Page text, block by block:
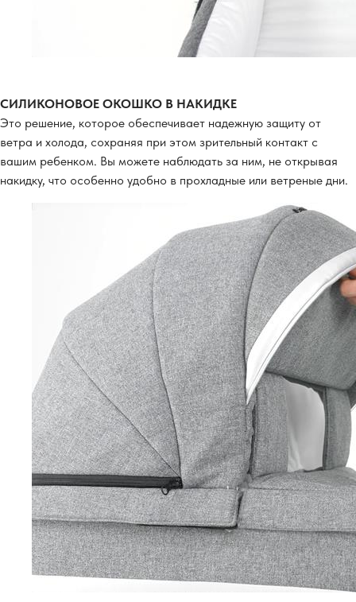
СИЛИКОНОВОЕ ОКОШКО В НАКИДКЕ
Это решение, которое обеспечивает надежную защиту от
ветра и холода, сохраняя при этом зрительный контакт с
вашим ребенком. Вы можете наблюдать за ним, не открывая
накидку, что особенно удобно в прохладные или ветреные дни.